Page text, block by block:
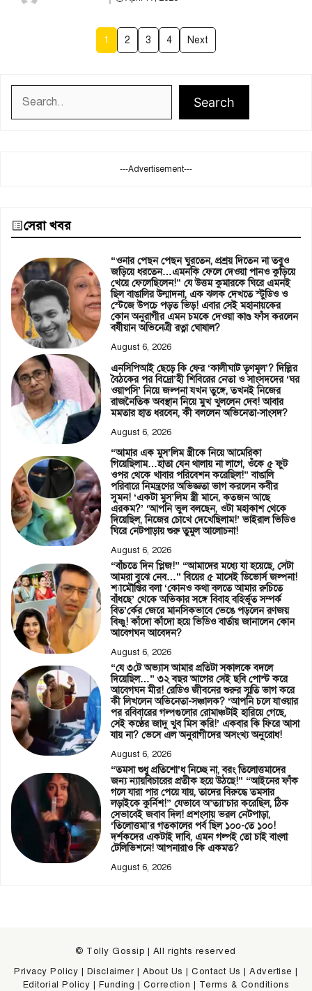
1 2 3 4 Next
Search
---Advertisement---
সেরা খবর
“ওনার পেছন পেছন ঘুরতেন, প্রশ্রয় দিতেন না তবুও
জড়িয়ে ধরতেন…এমনকি ফেলে দেওয়া পানও কুড়িয়ে
খেয়ে ফেলেছিলেন!” যে উত্তম কুমারকে ঘিরে এমনই
ছিল বাঙালির উন্মাদনা, এক ঝলক দেখতে স্টুডিও ও
স্টেজে উপচে পড়ত ভিড়! এবার সেই মহানায়কের
কোন অনুরাগীর এমন চমকে দেওয়া কাণ্ড ফাঁস করলেন
বর্ষীয়ান অভিনেত্রী রত্না ঘোষাল?
August 6, 2026
এনসিপিআই ছেড়ে কি ফের ‘কালীঘাট তৃণমূল’? দিল্লির
বৈঠকের পর বিদ্রো’হী শিবিরের নেতা ও সাংসদদের ‘ঘর
ওয়াপসি’ নিয়ে জল্পনা যখন তুঙ্গে, তখনই নিজের
রাজনৈতিক অবস্থান নিয়ে মুখ খুললেন দেব! আবার
মমতার হাত ধরবেন, কী বললেন অভিনেতা-সাংসদ?
August 6, 2026
“আমার এক মুস’লিম স্ত্রীকে নিয়ে আমেরিকা
গিয়েছিলাম…হাতা যেন থালায় না লাগে, ওঁকে ৫ ফুট
ওপর থেকে খাবার পরিবেশন করেছিল!” বাঙালি
পরিবারে নিমন্ত্রণের অভিজ্ঞতা ভাগ করলেন কবীর
সুমন! ‘একটা মুস’লিম স্ত্রী মানে, কতজন আছে
এরকম?’ ‘আপনি ভুল বলছেন, ওটা মহাকাশ থেকে
দিয়েছিল, নিজের চোখে দেখেছিলাম!’ ভাইরাল ভিডিও
ঘিরে নেটপাড়ায় শুরু তুমুল আলোচনা!
August 6, 2026
“বাঁচতে দিন প্লিজ!” “আমাদের মধ্যে যা হয়েছে, সেটা
আমরা বুঝে নেব…” বিয়ের ৫ মাসেই ডিভোর্স জল্পনা!
শ্যামৌপ্তির বলা ‘কোনও কথা বলতে আমার রুচিতে
বাঁধছে’ থেকে অভিকার সঙ্গে বিবাহ বহির্ভূত সম্পর্ক
বিত’র্কের জেরে মানসিকভাবে ভেঙে পড়লেন রণজয়
বিষ্ণু! কাঁদো কাঁদো হয়ে ভিডিও বার্তায় জানালেন কোন
আবেগঘন আবেদন?
August 6, 2026
“যে ৩টে অভ্যাস আমার প্রতিটা সকালকে বদলে
দিয়েছিল…” ৩২ বছর আগের সেই ছবি পোস্ট করে
আবেগঘন মীর! রেডিও জীবনের শুরুর স্মৃতি ভাগ করে
কী লিখলেন অভিনেতা-সঞ্চালক? ‘আপনি চলে যাওয়ার
পর রবিবারের গল্পগুলোর রোমাঞ্চটাই হারিয়ে গেছে,
সেই কণ্ঠের জাদু খুব মিস করি!’ একবার কি ফিরে আসা
যায় না? ভেসে এল অনুরাগীদের অসংখ্য অনুরোধ!
August 6, 2026
“তমসা শুধু প্রতিশো’ধ নিচ্ছে না, বরং তিলোত্তমাদের
জন্য ন্যায়বিচারের প্রতীক হয়ে উঠছে!” “আইনের ফাঁক
গলে যারা পার পেয়ে যায়, তাদের বিরুদ্ধে তমসার
লড়াইকে কুর্নিশ!” যেভাবে অ’ত্যা’চার করেছিল, ঠিক
সেভাবেই জবাব দিল! প্রশংসায় ভরল নেটপাড়া,
‘তিলোত্তমা’র গতকালের পর্ব ছিল ১০০-তে ১০০!
দর্শকদের একটাই দাবি, এমন গল্পই তো চাই বাংলা
টেলিভিশনে! আপনারাও কি একমত?
August 6, 2026
© Tolly Gossip | All rights reserved
Privacy Policy | Disclaimer| About Us |Contact Us |Advertise |
Editorial Policy | Funding | Correction | Terms & Conditions